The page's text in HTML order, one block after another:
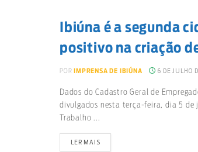
Ibiúna é a segunda
positivo na criação
POR IMPRENSA DE IBIÚNA 6 DE JULHO
Dados do Cadastro Geral de
divulgados nesta terça-feira, dia 5 de
Trabalho ...
LER MAIS